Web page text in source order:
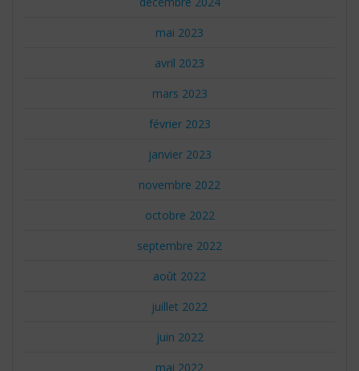
mai 2023
avril 2023
mars 2023
février 2023
janvier 2023
novembre 2022
octobre 2022
septembre 2022
août 2022
juillet 2022
juin 2022
mai 2022